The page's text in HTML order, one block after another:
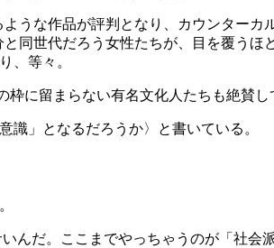
うな作品が評判となり、カウンターカ
同世代だろう女性たちが、目を覆うほ
、等々。
に留まらない有名文化人たちも絶賛し
」となるだろうか〉と書いている。
だ。ここまでやっちゃうのが「社会